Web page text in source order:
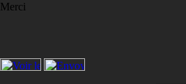
Merci